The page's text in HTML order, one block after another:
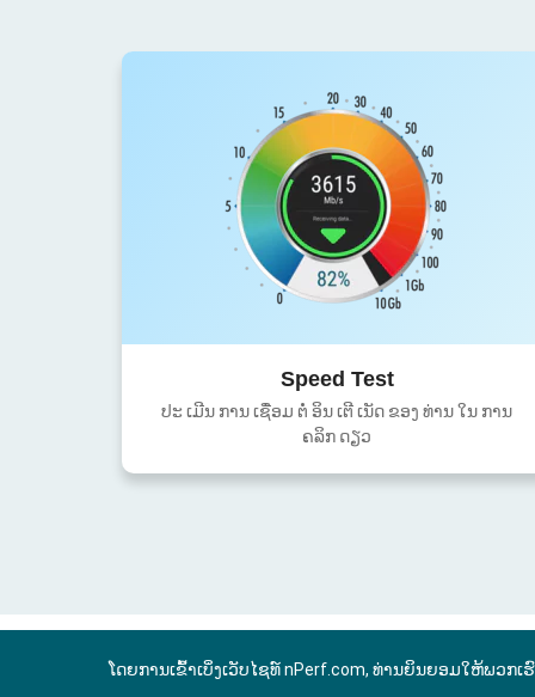
Speed Test
ປະ ເມີນ ການ ເຊື່ອມ ຕໍ່ ອິນ ເຕີ ເນັດ ຂອງ ທ່ານ ໃນ ການ
ຄລິກ ດຽວ
ໂດຍການເຂົ້າເບິ່ງເວັບໄຊທ໌ nPerf.com, ທ່ານຍິນຍອມໃຫ້ພວກເ